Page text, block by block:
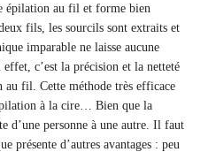
épilation au fil et forme bien
fils, les sourcils sont extraits et
imparable ne laisse aucune
c’est la précision et la netteté
fil. Cette méthode très efficace
à la cire… Bien que la
d’une personne à une autre. Il faut
présente d’autres avantages : peu